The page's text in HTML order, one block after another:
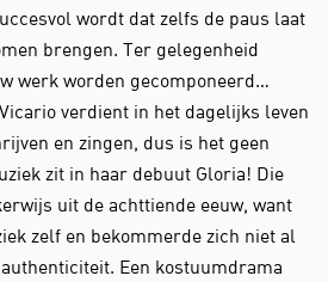
wordt dat zelfs de paus laat
brengen. Ter gelegenheid
werk worden gecomponeerd…
verdient in het dagelijks leven
en zingen, dus is het geen
zit in haar debuut Gloria! Die
uit de achttiende eeuw, want
zelf en bekommerde zich niet al
Een kostuumdrama